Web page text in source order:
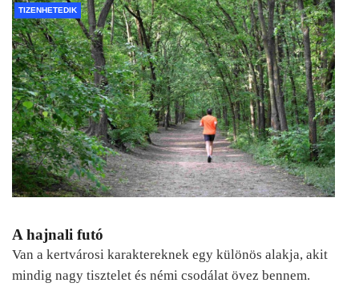
TIZENHETEDIK
A hajnali futó
Van a kertvárosi karaktereknek egy különös alakja, akit
mindig nagy tisztelet és némi csodálat övez bennem.